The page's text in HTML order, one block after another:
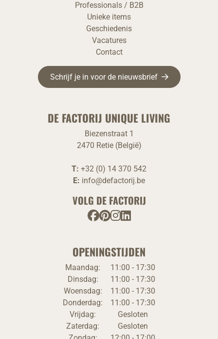
Professionals / B2B
Unieke items
Geschiedenis
Vacatures
Contact
Schrijf je in voor de nieuwsbrief
DE FACTORIJ UNIQUE LIVING
Biezenstraat 1
2470 Retie (België)
T: +32 (0) 14 370 542
E: info@defactorij.be
VOLG DE FACTORIJ
OPENINGSTIJDEN
Maandag:
Dinsdag:
Woensdag:
Donderdag:
Vrijdag:
Zaterdag:
11:00 - 17:30
11:00 - 17:30
11:00 - 17:30
11:00 - 17:30
Gesloten
Gesloten